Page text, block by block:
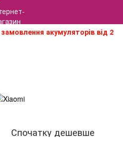
акумуляторів від 2
Спочатку дешевше